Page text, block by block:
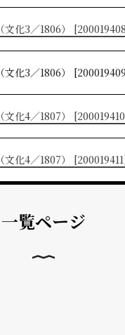
文化3／1806）
文化3／1806）
文化4／1807）
化4／1807）
一覧ページ